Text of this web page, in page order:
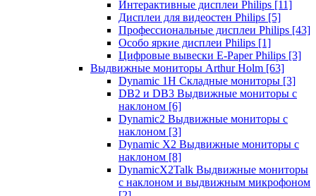
Интерактивные дисплеи Philips [11]
Дисплеи для видеостен Philips [5]
Профессиональные дисплеи Philips [43]
Особо яркие дисплеи Philips [1]
Цифровые вывески E-Paper Philips [3]
Выдвижные мониторы Arthur Holm [63]
Dynamic 1Н Складные мониторы [3]
DB2 и DB3 Выдвижные мониторы с
наклоном [6]
Dynamic2 Выдвижные мониторы с
наклоном [3]
Dynamic X2 Выдвижные мониторы с
наклоном [8]
DynamicX2Talk Выдвижные мониторы
с наклоном и выдвижным микрофоном